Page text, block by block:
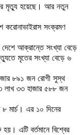
মৃত্যু হয়েছে। আর নতুন
করোনাভাইরাস সংক্রমণ
আক্রান্তে সংখ্যা বেড়ে
মৃতের সংখ্যা বেড়ে ৬
৮৯১ জন রোগী সুস্থ
লাখ ৩৩ হাজার ৫৮৮ জন
মার্চ। এর ১০ দিনের
এটি বর্তমানে বিশ্বের